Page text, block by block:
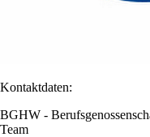
Kontaktdaten:
BGHW -
Team